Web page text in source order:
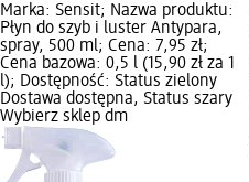
Marka: Sensit; Nazwa produktu:
Płyn do szyb i luster Antypara,
spray, 500 ml; Cena: 7,95 zł;
Cena bazowa: 0,5 l (15,90 zł za 1
l); Dostępność: Status zielony
Dostawa dostępna, Status szary
Wybierz sklep dm